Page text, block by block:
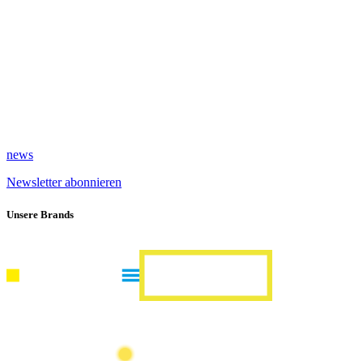
news
Newsletter abonnieren
Unsere Brands